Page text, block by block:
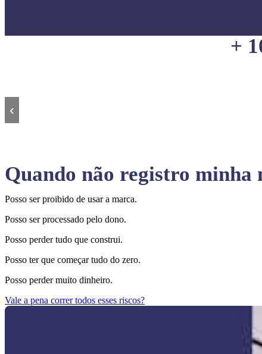
+
‹
Quando não registro minha
Posso ser proibido de usar a marca.
Posso ser processado pelo dono.
Posso perder tudo que construi.
Posso ter que começar tudo do zero.
Posso perder muito dinheiro.
Vale a pena correr todos esses riscos?